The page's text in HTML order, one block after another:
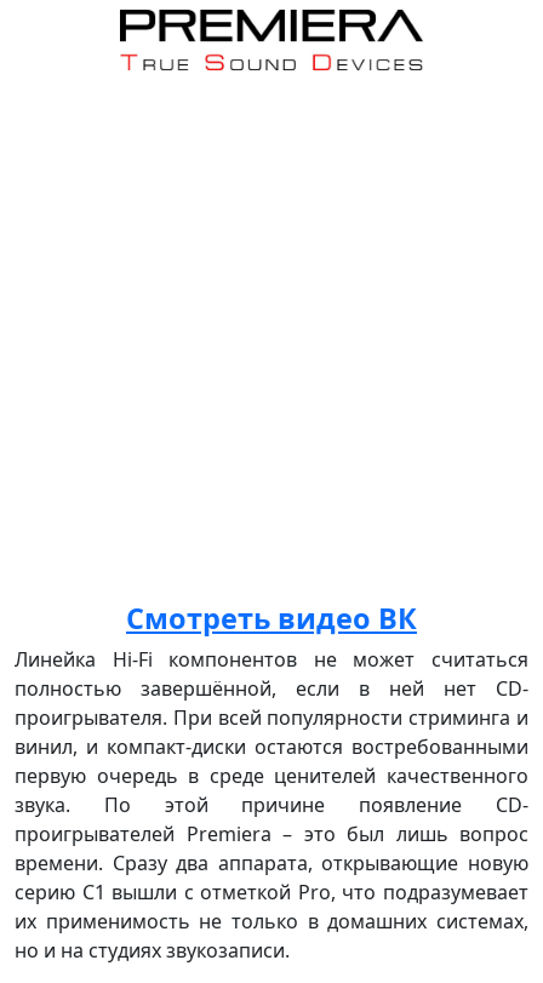
Смотреть видео ВК
Линейка Hi-Fi компонентов не может считаться
полностью завершённой, если в ней нет CD-
проигрывателя. При всей популярности стриминга и
винил, и компакт-диски остаются востребованными
первую очередь в среде ценителей качественного
звука. По этой причине появление CD-
проигрывателей Premiera – это был лишь вопрос
времени. Сразу два аппарата, открывающие новую
серию C1 вышли с отметкой Pro, что подразумевает
их применимость не только в домашних системах,
но и на студиях звукозаписи.